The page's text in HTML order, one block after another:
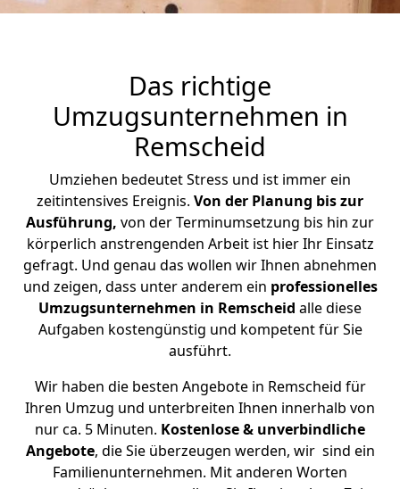
Das richtige
Umzugsunternehmen in
Remscheid
Umziehen bedeutet Stress und ist immer ein
zeitintensives Ereignis. Von der Planung bis zur
Ausführung, von der Terminumsetzung bis hin zur
körperlich anstrengenden Arbeit ist hier Ihr Einsatz
gefragt. Und genau das wollen wir Ihnen abnehmen
und zeigen, dass unter anderem ein professionelles
Umzugsunternehmen in Remscheid alle diese
Aufgaben kostengünstig und kompetent für Sie
ausführt.
Wir haben die besten Angebote in Remscheid für
Ihren Umzug und unterbreiten Ihnen innerhalb von
nur ca. 5 Minuten. Kostenlose & unverbindliche
Angebote, die Sie überzeugen werden, wir sind ein
Familienunternehmen. Mit anderen Worten